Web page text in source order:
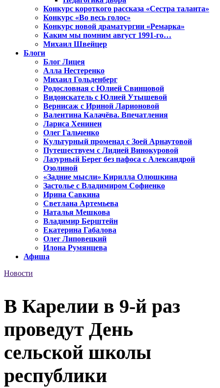
Конкурс короткого рассказа «Сестра таланта»
Конкурс «Во весь голос»
Конкурс новой драматургии «Ремарка»
Каким мы помним август 1991-го…
Михаил Швейцер
Блоги
Блог Лицея
Алла Нестеренко
Михаил Гольденберг
Родословная с Юлией Свинцовой
Видоискатель с Юлией Утышевой
Вернисаж с Ириной Ларионовой
Валентина Калачёва. Впечатления
Лариса Хенинен
Олег Гальченко
Культурный променад с Зоей Арнаутовой
Путешествуем с Лидией Винокуровой
Лазурный Берег без пафоса с Александрой
Озолиной
«Задние мысли» Кирилла Олюшкина
Застолье с Владимиром Софиенко
Ирина Савкина
Светлана Артемьева
Наталья Мешкова
Владимир Берштейн
Екатерина Габалова
Олег Липовецкий
Илона Румянцева
Афиша
Новости
В Карелии в 9-й раз
проведут День
сельской школы
республики